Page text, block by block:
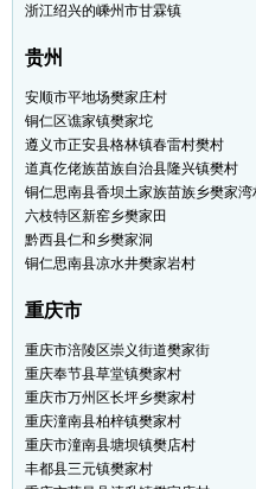
浙江绍兴的嵊州市甘霖镇
贵州
安顺市平地场樊家庄村
铜仁区谯家镇樊家坨
遵义市正安县格林镇春雷村樊村
道真仡佬族苗族自治县隆兴镇樊村
铜仁思南县香坝土家族苗族乡樊家湾
六枝特区新窑乡樊家田
黔西县仁和乡樊家洞
铜仁思南县凉水井樊家岩村
重庆市
重庆市涪陵区崇义街道樊家街
重庆奉节县草堂镇樊家村
重庆市万州区长坪乡樊家村
重庆潼南县柏梓镇樊家村
重庆市潼南县塘坝镇樊店村
丰都县三元镇樊家村